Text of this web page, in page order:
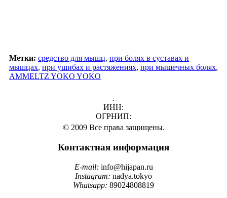
Метки: средство для мышц, при болях в суставах и
мышцах, при ушибах и растяжениях, при мышечных болях,
AMMELTZ YOKO YOKO
.
ИНН:
ОГРНИП:
© 2009 Все права защищены.
Контактная информация
E-mail: info@hijapan.ru
Instagram: nadya.tokyo
Whatsapp: 89024808819